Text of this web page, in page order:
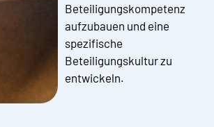
Beteiligungskompetenz
aufzubauen und eine
spezifische
Beteiligungskultur zu
entwickeln.